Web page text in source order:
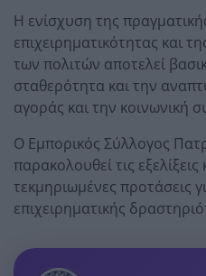
Η ενίσχυση της
επιχειρηματικότητας και
των πολιτών αποτελεί
σταθερότητα και την
αγοράς και την κοινωνική
Ο Εμπορικός Σύλλογος
παρακολουθεί τις εξελίξεις
τεκμηριωμένες προτάσεις
επιχειρηματικής